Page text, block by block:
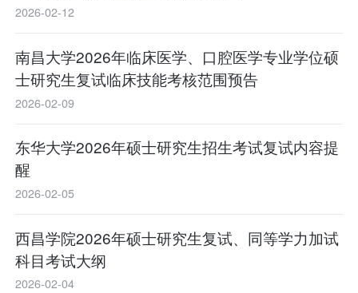
2026-02-12
南昌大学2026年临床医学、口腔医学专业学位硕
士研究生复试临床技能考核范围预告
2026-02-09
东华大学2026年硕士研究生招生考试复试内容提
醒
2026-02-05
西昌学院2026年硕士研究生复试、同等学力加试
科目考试大纲
2026-02-04